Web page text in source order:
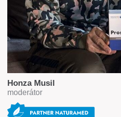
Honza Musil
moderátor